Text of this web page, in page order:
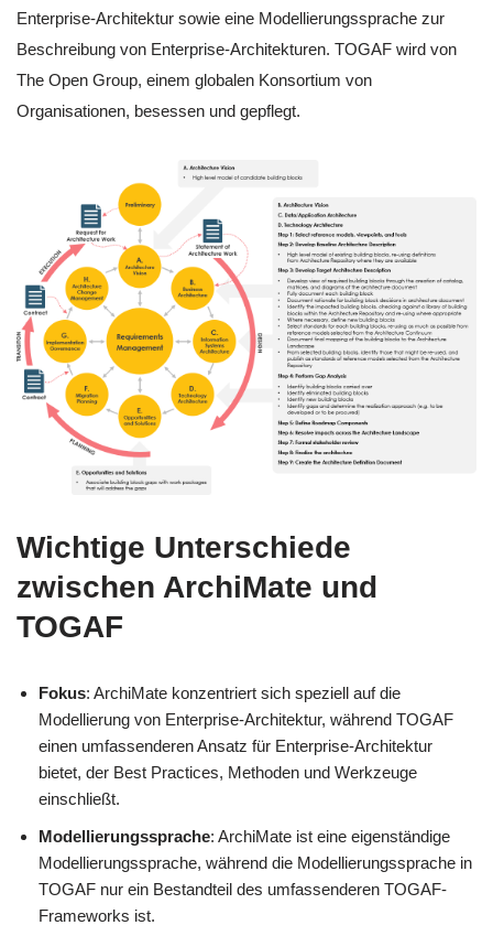
Enterprise-Architektur sowie eine Modellierungssprache zur
Beschreibung von Enterprise-Architekturen. TOGAF wird von
The Open Group, einem globalen Konsortium von
Organisationen, besessen und gepflegt.
Wichtige Unterschiede
zwischen ArchiMate und
TOGAF
Fokus: ArchiMate konzentriert sich speziell auf die
Modellierung von Enterprise-Architektur, während TOGAF
einen umfassenderen Ansatz für Enterprise-Architektur
bietet, der Best Practices, Methoden und Werkzeuge
einschließt.
Modellierungssprache: ArchiMate ist eine eigenständige
Modellierungssprache, während die Modellierungssprache in
TOGAF nur ein Bestandteil des umfassenderen TOGAF-
Frameworks ist.